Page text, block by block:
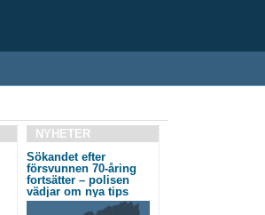
NYHETER
Sökandet efter
försvunnen 70-åring
fortsätter – polisen
vädjar om nya tips